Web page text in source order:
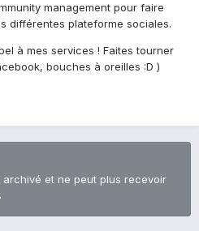
management pour faire
différentes plateforme sociales.
à mes services ! Faites tourner
bouches à oreilles :D )
archivé et ne peut plus recevoir